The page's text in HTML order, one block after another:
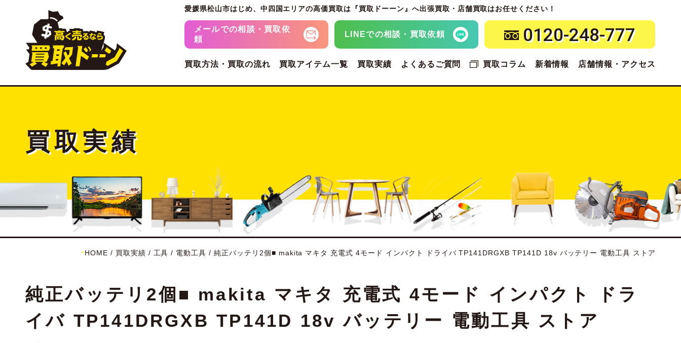
愛媛県松山市はじめ、 中四国エリアの高価買取は『買取ドーーン』へ出張買取・店舗買取はお任せください！
メールでの相談・買取依
頼
LINEでの相談・買取依頼 0120-248-777
買取方法・買取の流れ 買取アイテム一覧 買取実績 よくあるご質問 買取コラム 新着情報 店舗情報・アクセス
買取実績
HOME / 買取実績 / 工具 / 電動工具 /純正バッテリ2個■ makita マキタ 充電式 4モード インパクト ドライバ TP141DRGXB TP141D 18v バッテリー 電動工具 ストア
純正バッテリ2個■ makita マキタ 充電式 4モード インパクト ドラ
イバ TP141DRGXB TP141D 18v バッテリー 電動工具 ストア